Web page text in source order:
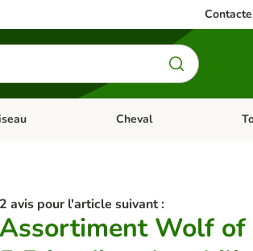
& Coles catégories: PoissonDérouler les catégories:
Cheval
2 avis pour l'article suivant :
Assortiment Wolf